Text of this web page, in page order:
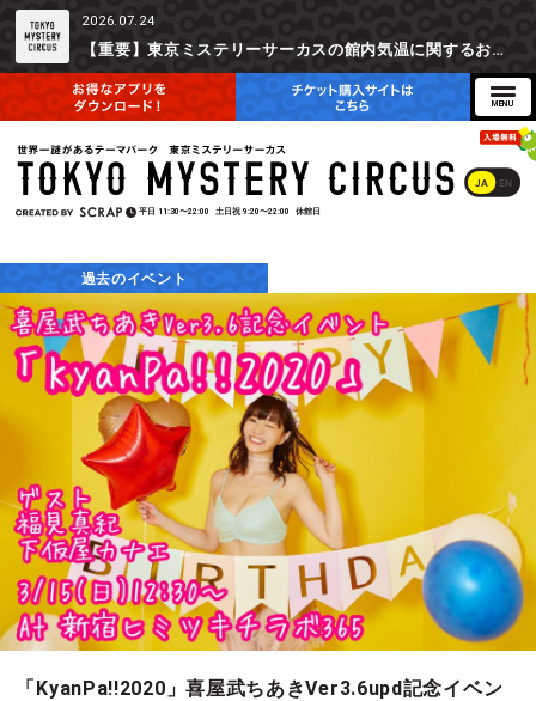
2026.07.24
【重要】東京ミステリーサーカスの館内気温に関するお詫びとご参加辞退時の返金対応について
JA EN
平日 11:30〜22:00 土日祝 9:20〜22:00 休館日
過去のイベント
「KyanPa!!2020」喜屋武ちあきVer3.6upd記念イベン